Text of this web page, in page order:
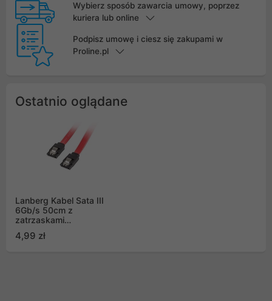
Wybierz sposób zawarcia umowy, poprzez
kuriera lub online
Podpisz umowę i ciesz się zakupami w
Proline.pl
Ostatnio oglądane
Lanberg Kabel Sata III
6Gb/s 50cm z
zatrzaskami
14CU-0050-R)
4,99 zł